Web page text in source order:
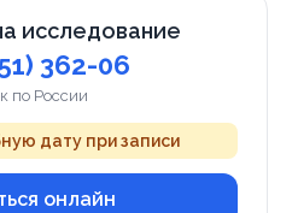
исследование
362-06
по России
дату при записи
онлайн